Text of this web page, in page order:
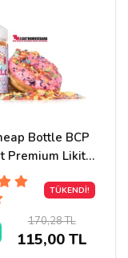
ciddi
ürünler
ve likitlerde
yardımcı
orjinal
Bottle BCP
Premium Likit
120ml
TÜKENDİ!
170,28 TL
115,00 TL